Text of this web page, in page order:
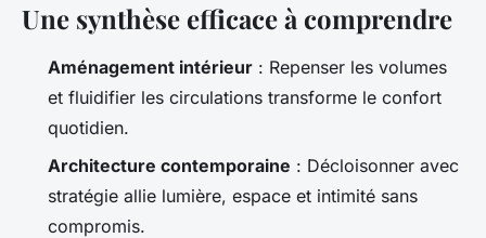
5 astuces pour transformer
votre espace avec un
architecte à Mâcon
Nicet
Une synthèse efficace à comprendre
Aménagement intérieur : Repenser les volumes
et fluidifier les circulations transforme le confort
quotidien.
Architecture contemporaine : Décloisonner avec
stratégie allie lumière, espace et intimité sans
compromis.